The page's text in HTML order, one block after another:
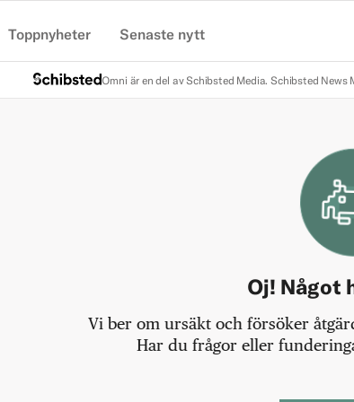
Toppnyheter Senaste nytt
Omni är en del av Schibsted Media. Schibsted News
Oj! Något
Vi ber om ursäkt och försöker
Har du frågor eller